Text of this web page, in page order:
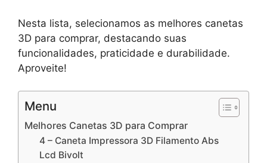
Nesta lista, selecionamos as melhores canetas
3D para comprar, destacando suas
funcionalidades, praticidade e durabilidade.
Aproveite!
Menu
Melhores Canetas 3D para Comprar
4 – Caneta Impressora 3D Filamento Abs
Lcd Bivolt